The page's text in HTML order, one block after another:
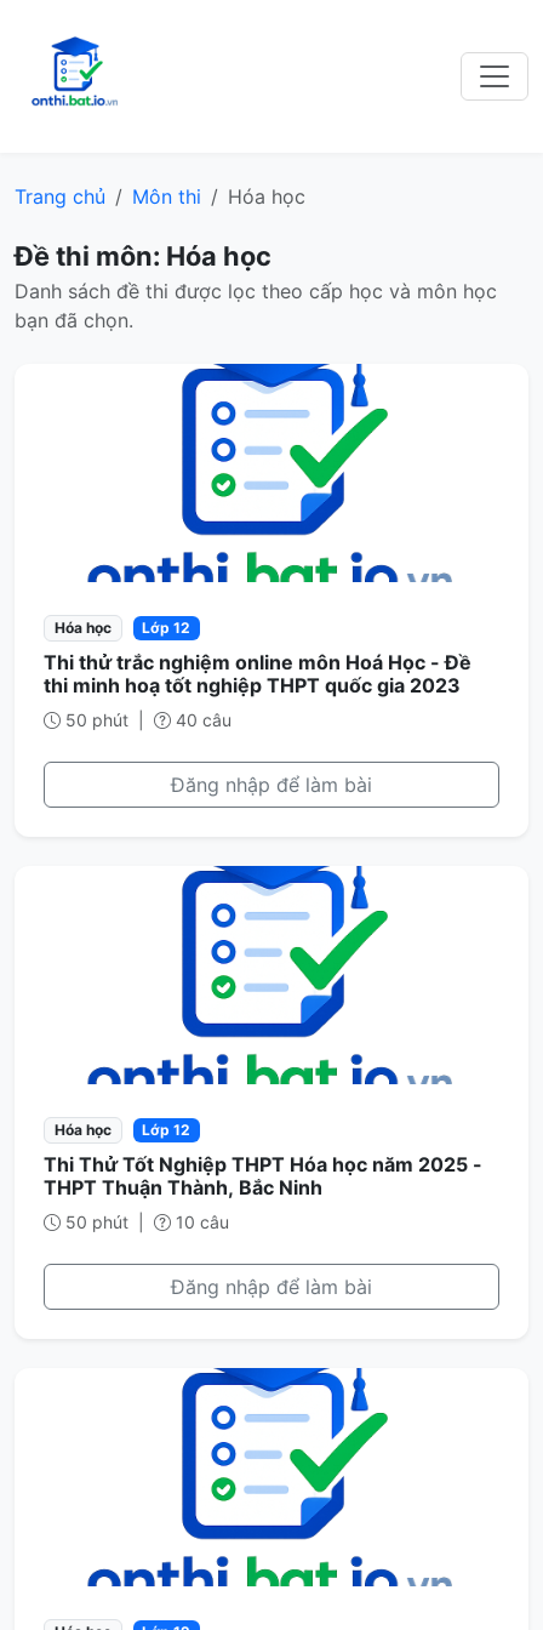
Trang chủ Môn thi Hóa học
Đề thi môn: Hóa học
Danh sách đề thi được lọc theo cấp học và môn học
bạn đã chọn.
Hóa học Lớp 12
Thi thử trắc nghiệm online môn Hoá Học - Đề
thi minh hoạ tốt nghiệp THPT quốc gia 2023
50 phút 40 câu
Đăng nhập để làm bài
Hóa học Lớp 12
Thi Thử Tốt Nghiệp THPT Hóa học năm 2025 -
THPT Thuận Thành, Bắc Ninh
50 phút 10 câu
Đăng nhập để làm bài